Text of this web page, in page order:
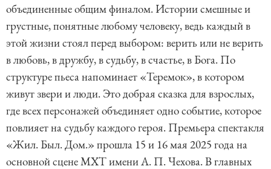
объединенные общим финалом. Истории смешные и
грустные, понятные любому человеку, ведь каждый в
этой жизни стоял перед выбором: верить или не верить
в любовь, в дружбу, в судьбу, в счастье, в Бога. По
структуре пьеса напоминает «Теремок», в котором
живут звери и люди. Это добрая сказка для взрослых,
где всех персонажей объединяет одно событие, которое
повлияет на судьбу каждого героя. Премьера спектакля
«Жил. Был. Дом.» прошла 15 и 16 мая 2025 года на
основной сцене МХТ имени А. П. Чехова. В главных